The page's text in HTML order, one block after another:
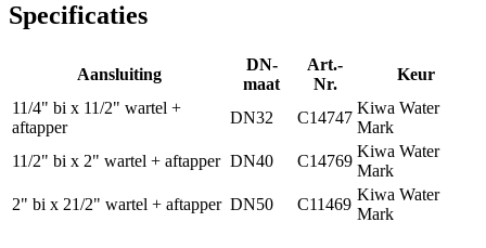
Specificaties
Aansluiting
DN-
maat
Art.-
Nr.
Keur
11/4" bi x 11/2" wartel +
aftapper
DN32 C14747
Kiwa Water
Mark
11/2" bi x 2" wartel + aftapper DN40 C14769
Kiwa Water
Mark
2" bi x 21/2" wartel + aftapper DN50 C11469
Kiwa Water
Mark